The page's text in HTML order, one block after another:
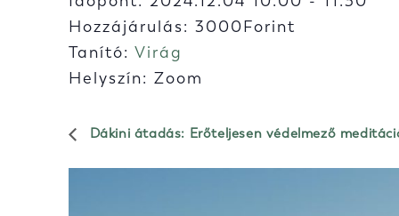
Hozzájárulás: 3000Forint
Tanító: Virág
Helyszín: Zoom
Dákini átadás: Erőteljesen védelmező